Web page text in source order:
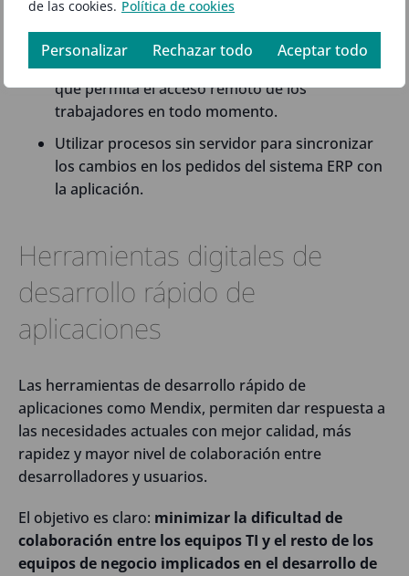
de las cookies. Política de cookies
Personalizar Rechazar todo Aceptar todo
trabajo de operarios de planta.
Integrar los datos de inventario del sistema
central de la compañía en una aplicación móvil
que permita el acceso remoto de los
trabajadores en todo momento.
Utilizar procesos sin servidor para sincronizar
los cambios en los pedidos del sistema ERP con
la aplicación.
Herramientas digitales de
desarrollo rápido de
aplicaciones
Las herramientas de desarrollo rápido de
aplicaciones como Mendix, permiten dar respuesta a
las necesidades actuales con mejor calidad, más
rapidez y mayor nivel de colaboración entre
desarrolladores y usuarios.
El objetivo es claro: minimizar la dificultad de
colaboración entre los equipos TI y el resto de los
equipos de negocio implicados en el desarrollo de